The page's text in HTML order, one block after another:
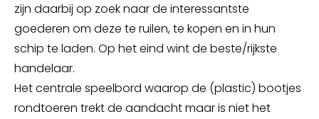
zijn daarbij op zoek naar de interessantste
goederen om deze te ruilen, te kopen en in hun
schip te laden. Op het eind wint de beste/rijkste
handelaar.
Het centrale speelbord waarop de (plastic) bootjes
rondtoeren trekt de aandacht maar is niet het